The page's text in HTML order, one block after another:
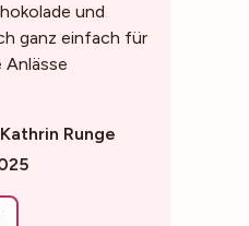
und
ganz einfach für
Runge